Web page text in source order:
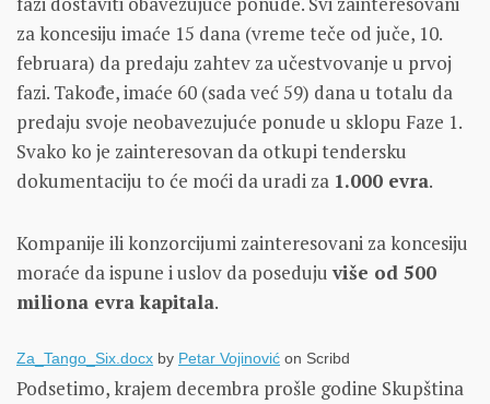
za koncesiju imaće 15 dana (vreme teče od juče, 10.
februara) da predaju zahtev za učestvovanje u prvoj
fazi. Takođe, imaće 60 (sada već 59) dana u totalu da
predaju svoje neobavezujuće ponude u sklopu Faze 1.
Svako ko je zainteresovan da otkupi tendersku
dokumentaciju to će moći da uradi za 1.000 evra.
Kompanije ili konzorcijumi zainteresovani za koncesiju
moraće da ispune i uslov da poseduju više od 500
miliona evra kapitala.
Za_Tango_Six.docx by Petar Vojinović on Scribd
Podsetimo, krajem decembra prošle godine Skupština